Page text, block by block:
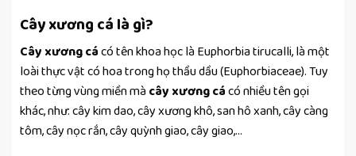
Cây xương cá là gì?
Cây xương cácó tên khoa học là Euphorbia tirucalli, là một
loài thực vật có hoa trong họ thầu dầu (Euphorbiaceae). Tuy
theo từng vùng miền mà cây xương cácó nhiều tên gọi
khác, như: cây kim dao, cây xương khô, san hô xanh, cây càng
tôm, cây nọc rắn, cây quỳnh giao, cây giao,…